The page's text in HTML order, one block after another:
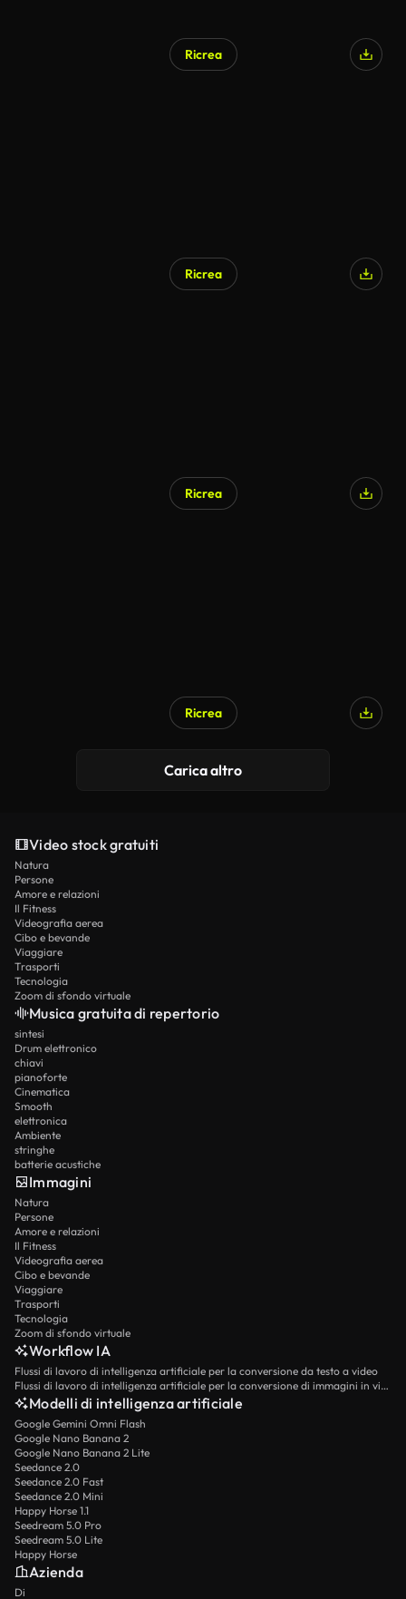
Ricrea
Ricrea
Ricrea
Ricrea
Carica altro
Video stock gratuiti
Natura
Persone
Amore e relazioni
Il Fitness
Videografia aerea
Cibo e bevande
Viaggiare
Trasporti
Tecnologia
Zoom di sfondo virtuale
Musica gratuita di repertorio
sintesi
Drum elettronico
chiavi
pianoforte
Cinematica
Smooth
elettronica
Ambiente
stringhe
batterie acustiche
Immagini
Natura
Persone
Amore e relazioni
Il Fitness
Videografia aerea
Cibo e bevande
Viaggiare
Trasporti
Tecnologia
Zoom di sfondo virtuale
Workflow IA
Flussi di lavoro di intelligenza artificiale per la conversione da testo a video
Flussi di lavoro di intelligenza artificiale per la conversione di immagini in video
Modelli di intelligenza artificiale
Google Gemini Omni Flash
Google Nano Banana 2
Google Nano Banana 2 Lite
Seedance 2.0
Seedance 2.0 Fast
Seedance 2.0 Mini
Happy Horse 1.1
Seedream 5.0 Pro
Seedream 5.0 Lite
Happy Horse
Azienda
Di